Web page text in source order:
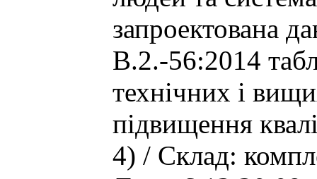
запроектована
В.2.-56:2014
технічних і
підвищення
4) / Склад: